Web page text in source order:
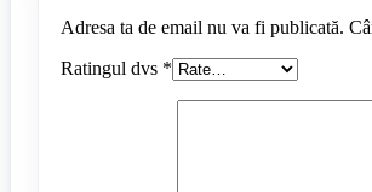
Adresa ta de email nu va fi publicată.
Ratingul dvs *